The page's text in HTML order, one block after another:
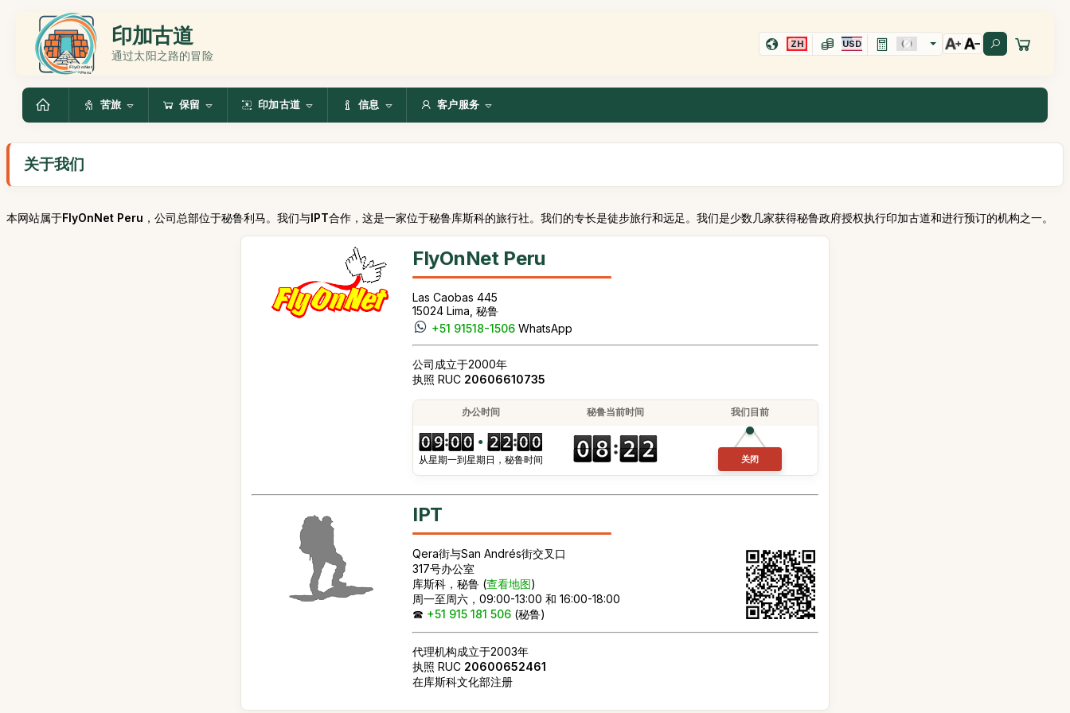
印加古道
通过太阳之路的冒险
ZH USD
苦旅 保留 印加古道 信息 客户服务
关于我们
本网站属于FlyOnNet Peru ，公司总部位于秘鲁利马。我们与IPT合作，这是一家位于秘鲁库斯科的旅行社。我们的专长是徒步旅行和远足。我们是少数几家获得秘鲁政府授权执行印加古道和进行预订的机构之一。
FlyOnNet Peru
Las Caobas 445
15024 Lima, 秘鲁
+51 91518-1506 WhatsApp
公司成立于2000年
执照 RUC 20606610735
办公时间 秘鲁当前时间 我们目前
●
从星期一到星期日，秘鲁时间
关闭
IPT
Qera街与San Andrés街交叉口
317号办公室
库斯科，秘鲁 (查看地图)
周一至周六，09:00-13:00 和 16:00-18:00
☎ +51 915 181 506 (秘鲁)
代理机构成立于2003年
执照 RUC 20600652461
在库斯科文化部注册